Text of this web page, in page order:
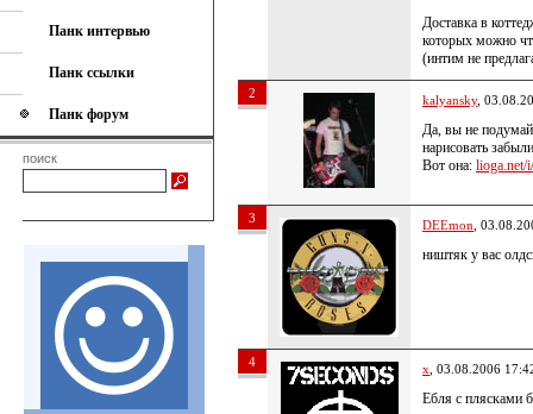
Панк интервью
Панк ссылки
Панк форум
поиск
Доставка в
которых можно
(интим не
2 kalyansky,
Да, вы не
нарисовать
Вот она: lioga.net/
3 DEEmon ,
ништяк у вас
4 x , 03.08.2006
Ебля с плясками